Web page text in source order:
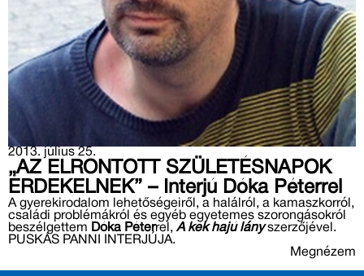
2013. július 25.
„AZ ELRONTOTT SZÜLETÉSNAPOK
ÉRDEKELNEK” – Interjú Dóka Péterrel
A gyerekirodalom lehetőségeiről, a halálról, a kamaszkorról,
családi problémákról és egyéb egyetemes szorongásokról
beszélgettem Dóka Péterrel,A kék hajú lányszerzőjével.
PUSKÁS PANNI INTERJÚJA.
Megnézem